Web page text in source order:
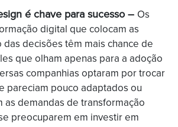
é chave para sucesso – Os
digital que colocam as
decisões têm mais chance de
que olham apenas para a adoção
companhias optaram por trocar
pareciam pouco adaptados ou
as demandas de transformação
preocuparem em investir em